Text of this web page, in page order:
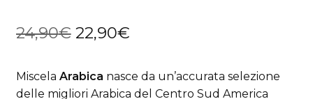
24,90€ Il
originale
22,90€Il
attuale
Miscela Arabica nasce da un’accurata selezione
delle migliori Arabica del Centro Sud America